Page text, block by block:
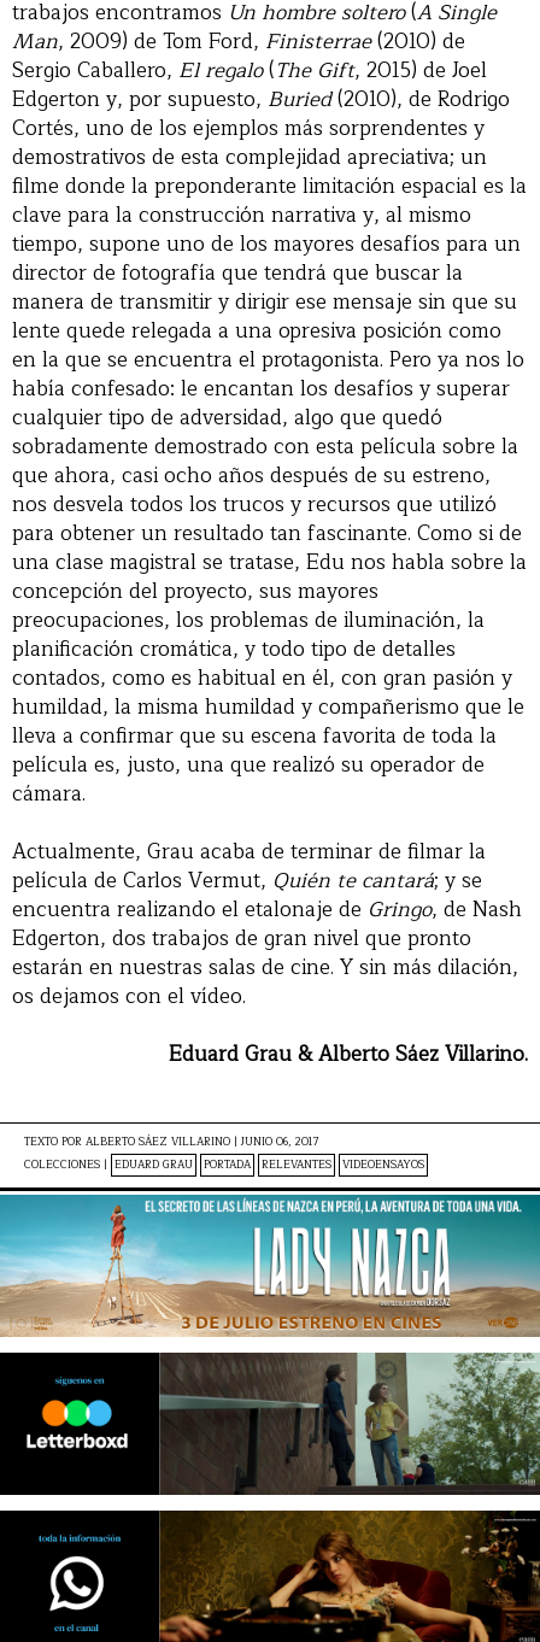
trabajos encontramos Un hombre soltero(A Single
Man, 2009) de Tom Ford, Finisterrae(2010) de
Sergio Caballero, El regalo(The Gift, 2015) de Joel
Edgerton y, por supuesto, Buried(2010), de Rodrigo
Cortés, uno de los ejemplos más sorprendentes y
demostrativos de esta complejidad apreciativa; un
filme donde la preponderante limitación espacial es la
clave para la construcción narrativa y, al mismo
tiempo, supone uno de los mayores desafíos para un
director de fotografía que tendrá que buscar la
manera de transmitir y dirigir ese mensaje sin que su
lente quede relegada a una opresiva posición como
en la que se encuentra el protagonista. Pero ya nos lo
había confesado: le encantan los desafíos y superar
cualquier tipo de adversidad, algo que quedó
sobradamente demostrado con esta película sobre la
que ahora, casi ocho años después de su estreno,
nos desvela todos los trucos y recursos que utilizó
para obtener un resultado tan fascinante. Como si de
una clase magistral se tratase, Edu nos habla sobre la
concepción del proyecto, sus mayores
preocupaciones, los problemas de iluminación, la
planificación cromática, y todo tipo de detalles
contados, como es habitual en él, con gran pasión y
humildad, la misma humildad y compañerismo que le
lleva a confirmar que su escena favorita de toda la
película es, justo, una que realizó su operador de
cámara.
Actualmente, Grau acaba de terminar de filmar la
película de Carlos Vermut, Quién te cantará; y se
encuentra realizando el etalonaje de Gringo, de Nash
Edgerton, dos trabajos de gran nivel que pronto
estarán en nuestras salas de cine. Y sin más dilación,
os dejamos con el vídeo.
Eduard Grau & Alberto Sáez Villarino.
TEXTO POR ALBERTO SÁEZ VILLARINO | JUNIO 06, 2017
COLECCIONES | EDUARD GRAU PORTADA RELEVANTES VIDEOENSAYOS